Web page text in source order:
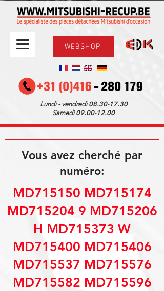
WEBSHOP
Lundi - vendredi08.30-17.30
Samedi09.00-12.00
Vous avez cherché par
numéro:
MD715150 MD715174
MD715204 9 MD715206
H MD715373 W
MD715400 MD715406
MD715537 MD715576
MD715582 MD715596